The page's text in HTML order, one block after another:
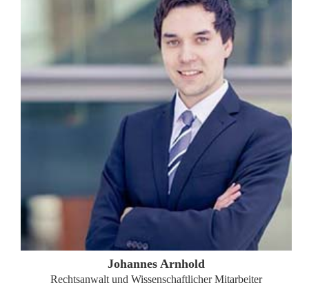
Johannes Arnhold
Rechtsanwalt und Wissenschaftlicher Mitarbeiter